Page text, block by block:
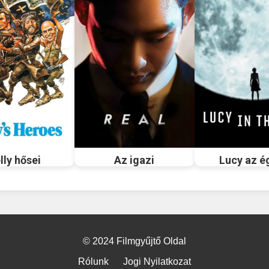
hősei Az igazi Lucy az
© 2024 Filmgyűjtő Oldal
Rólunk
Jogi Nyilatkozat